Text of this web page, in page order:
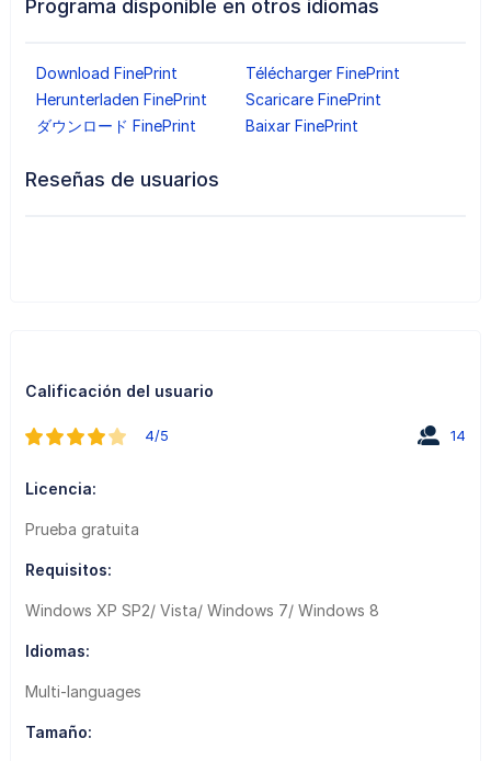
Programa disponible en otros idiomas
Download FinePrint
Télécharger FinePrint
Herunterladen FinePrint
Scaricare FinePrint
ダウンロード FinePrint
Baixar FinePrint
Reseñas de usuarios
Calificación del usuario
4/5 14
Licencia:
Prueba gratuita
Requisitos:
Windows XP SP2/ Vista/ Windows 7/ Windows 8
Idiomas:
Multi-languages
Tamaño: